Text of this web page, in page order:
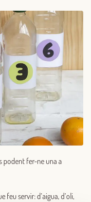
podent fer-ne una a
feu servir: d’aigua, d’oli,